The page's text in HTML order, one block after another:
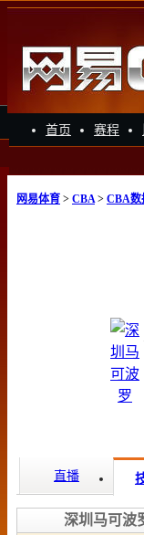
首页 赛程
网易体育 > CBA> CBA数
直播
深圳马可波